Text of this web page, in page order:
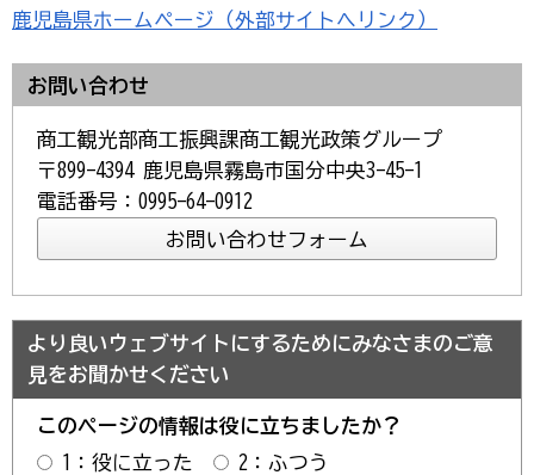
鹿児島県ホームページ（外部サイトへリンク）
お問い合わせ
商工観光部商工振興課商工観光政策グループ
〒899-4394 鹿児島県霧島市国分中央3-45-1
電話番号：0995-64-0912
より良いウェブサイトにするためにみなさまのご意
見をお聞かせください
このページの情報は役に立ちましたか？
1：役に立った
2：ふつう